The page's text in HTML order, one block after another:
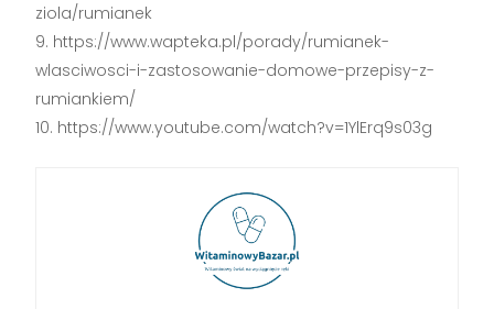
ziola/rumianek
https://www.wapteka.pl/porady/rumianek-
wlasciwosci-i-zastosowanie-domowe-przepisy-z-
rumiankiem/
https://www.youtube.com/watch?v=1YlErq9s03g